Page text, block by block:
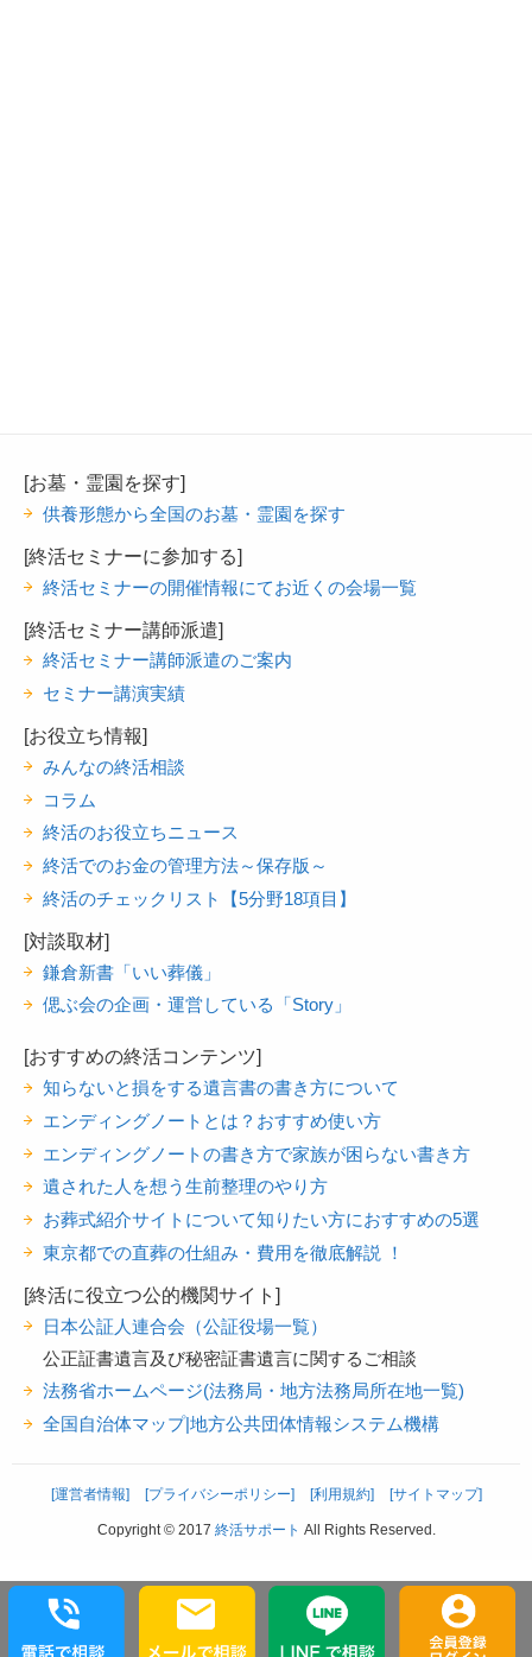
[お墓・霊園を探す]
供養形態から全国のお墓・霊園を探す
[終活セミナーに参加する]
終活セミナーの開催情報にてお近くの会場一覧
[終活セミナー講師派遣]
終活セミナー講師派遣のご案内
セミナー講演実績
[お役立ち情報]
みんなの終活相談
コラム
終活のお役立ちニュース
終活でのお金の管理方法～保存版～
終活のチェックリスト【5分野18項目】
[対談取材]
鎌倉新書「いい葬儀」
偲ぶ会の企画・運営している「Story」
[おすすめの終活コンテンツ]
知らないと損をする遺言書の書き方について
エンディングノートとは？おすすめ使い方
エンディングノートの書き方で家族が困らない書き方
遺された人を想う生前整理のやり方
お葬式紹介サイトについて知りたい方におすすめの5選
東京都での直葬の仕組み・費用を徹底解説 ！
[終活に役立つ公的機関サイト]
日本公証人連合会（公証役場一覧）
公正証書遺言及び秘密証書遺言に関するご相談
法務省ホームページ(法務局・地方法務局所在地一覧)
全国自治体マップ|地方公共団体情報システム機構
[運営者情報] [プライバシーポリシー] [利用規約] [サイトマップ]
Copyright © 2017 終活サポート All Rights Reserved.